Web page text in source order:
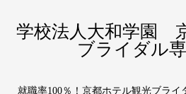
学校法人大和学園
ブライダル
就職率100％！京都ホテル観光ブライ